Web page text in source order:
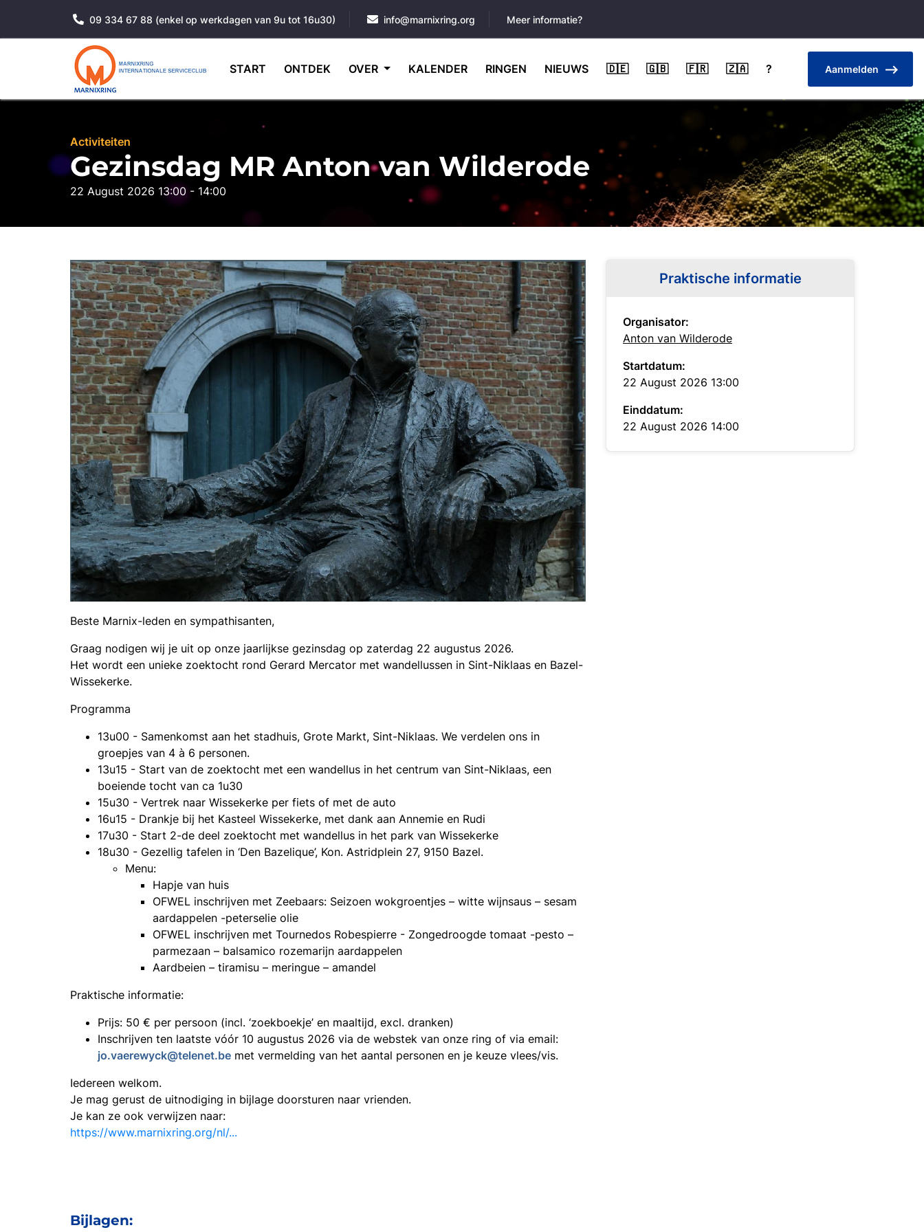
09 334 67 88 (enkel op werkdagen van 9u tot 16u30) info@marnixring.org Meer informatie?
START ONTDEK OVER KALENDER RINGEN NIEUWS 🇩🇪 🇬🇧 🇫🇷 🇿🇦 ? Aanmelden
Activiteiten
Gezinsdag MR Anton van Wilderode
22 August 2026 13:00 - 14:00
Beste Marnix-leden en sympathisanten,
Graag nodigen wij je uit op onze jaarlijkse gezinsdag op zaterdag 22 augustus 2026.
Het wordt een unieke zoektocht rond Gerard Mercator met wandellussen in Sint-Niklaas en Bazel-
Wissekerke.
Programma
13u00 - Samenkomst aan het stadhuis, Grote Markt, Sint-Niklaas. We verdelen ons in
groepjes van 4 à 6 personen.
13u15 - Start van de zoektocht met een wandellus in het centrum van Sint-Niklaas, een
boeiende tocht van ca 1u30
15u30 - Vertrek naar Wissekerke per fiets of met de auto
16u15 - Drankje bij het Kasteel Wissekerke, met dank aan Annemie en Rudi
17u30 - Start 2-de deel zoektocht met wandellus in het park van Wissekerke
18u30 - Gezellig tafelen in ‘Den Bazelique’, Kon. Astridplein 27, 9150 Bazel.
Menu:
Hapje van huis
OFWEL inschrijven met Zeebaars: Seizoen wokgroentjes – witte wijnsaus – sesam
aardappelen -peterselie olie
OFWEL inschrijven met Tournedos Robespierre - Zongedroogde tomaat -pesto –
parmezaan – balsamico rozemarijn aardappelen
Aardbeien – tiramisu – meringue – amandel
Praktische informatie:
Prijs: 50 € per persoon (incl. ‘zoekboekje’ en maaltijd, excl. dranken)
Inschrijven ten laatste vóór 10 augustus 2026 via de webstek van onze ring of via email:
jo.vaerewyck@telenet.be met vermelding van het aantal personen en je keuze vlees/vis.
Iedereen welkom.
Je mag gerust de uitnodiging in bijlage doorsturen naar vrienden.
Je kan ze ook verwijzen naar:
https://www.marnixring.org/nl/...
Bijlagen:
Praktische informatie
Organisator:
Anton van Wilderode
Startdatum:
22 August 2026 13:00
Einddatum:
22 August 2026 14:00